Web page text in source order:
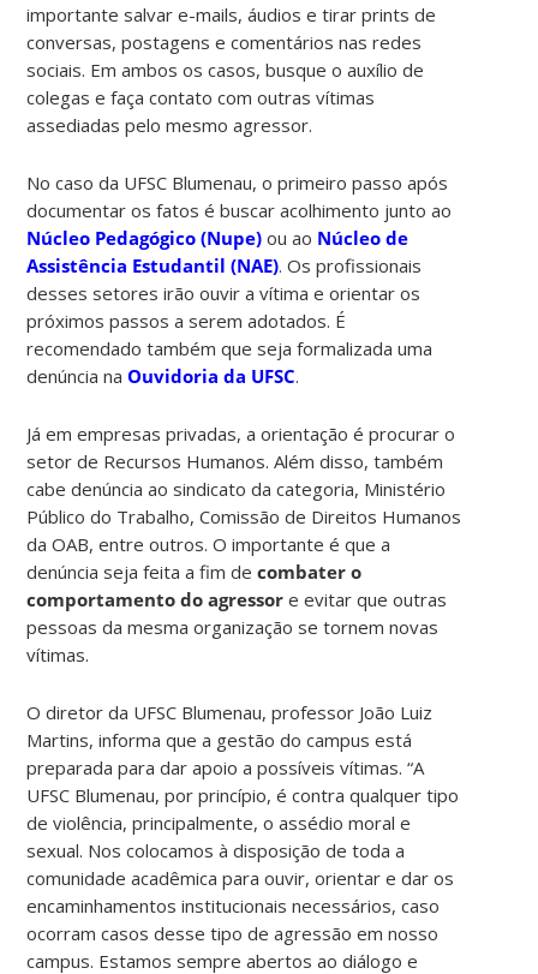
importante salvar e-mails, áudios e tirar prints de
conversas, postagens e comentários nas redes
sociais. Em ambos os casos, busque o auxílio de
colegas e faça contato com outras vítimas
assediadas pelo mesmo agressor.
No caso da UFSC Blumenau, o primeiro passo após
documentar os fatos é buscar acolhimento junto ao
Núcleo Pedagógico (Nupe) ou ao Núcleo de
Assistência Estudantil (NAE). Os profissionais
desses setores irão ouvir a vítima e orientar os
próximos passos a serem adotados. É
recomendado também que seja formalizada uma
denúncia naOuvidoria da UFSC.
Já em empresas privadas, a orientação é procurar o
setor de Recursos Humanos. Além disso, também
cabe denúncia ao sindicato da categoria, Ministério
Público do Trabalho, Comissão de Direitos Humanos
da OAB, entre outros. O importante é que a
denúncia seja feita a fim decombater o
comportamento do agressor e evitar que outras
pessoas da mesma organização se tornem novas
vítimas.
O diretor da UFSC Blumenau, professor João Luiz
Martins, informa que a gestão do campus está
preparada para dar apoio a possíveis vítimas. “A
UFSC Blumenau, por princípio, é contra qualquer tipo
de violência, principalmente, o assédio moral e
sexual. Nos colocamos à disposição de toda a
comunidade acadêmica para ouvir, orientar e dar os
encaminhamentos institucionais necessários, caso
ocorram casos desse tipo de agressão em nosso
campus. Estamos sempre abertos ao diálogo e